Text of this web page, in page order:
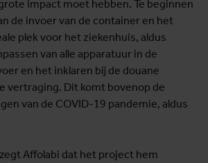
impact moet hebben. Te beginnen
de invoer van de container en het
plek voor het ziekenhuis, aldus
van alle apparatuur in de
en het inklaren bij de douane
vertraging. Dit komt bovenop de
van de COVID-19 pandemie, aldus
Affolabi dat het project hem